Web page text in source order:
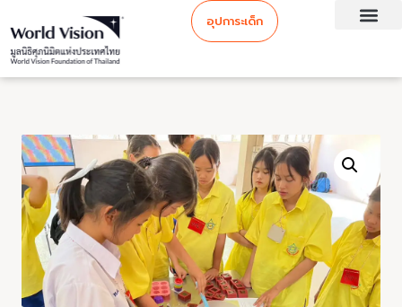
อุปการะเด็ก